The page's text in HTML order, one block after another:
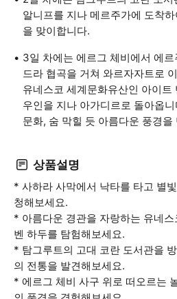
알니프를 지나 메르주가에 도착
을 맞이합니다.
3일 차에는 에르그 체비에서 에
드라 협곡을 거쳐 와르자자트로
유네스코 세계문화유산인 아이트
우인을 지나 아가디르로 돌아옵
문화, 숨 막힐 듯 아름다운 풍경을
상품설명
* 사하라 사막에서 낙타를 타고 별
청해보세요.
* 아름다운 경관을 자랑하는 유네
벤 하두를 탐험해보세요.
* 탐그루트의 고대 코란 도서관을
의 전통을 발견해보세요.
* 에르그 체비 사구 위로 떠오르는